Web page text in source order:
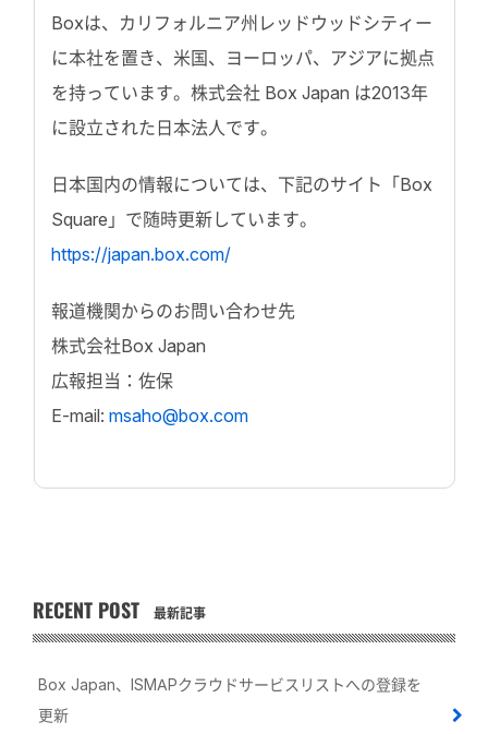
Boxは、カリフォルニア州レッドウッドシティー
に本社を置き、米国、ヨーロッパ、アジアに拠点
を持っています。株式会社 Box Japan は2013年
に設立された日本法人です。
日本国内の情報については、下記のサイト「Box
Square」で随時更新しています。
https://japan.box.com/
報道機関からのお問い合わせ先
株式会社Box Japan
広報担当：佐保
E-mail: msaho@box.com
RECENT POST 最新記事
Box Japan、ISMAPクラウドサービスリストへの登録を
更新